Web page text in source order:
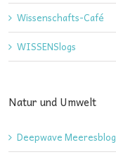
Wissenschafts-Café
WISSENSlogs
Natur und Umwelt
Deepwave Meeresblog